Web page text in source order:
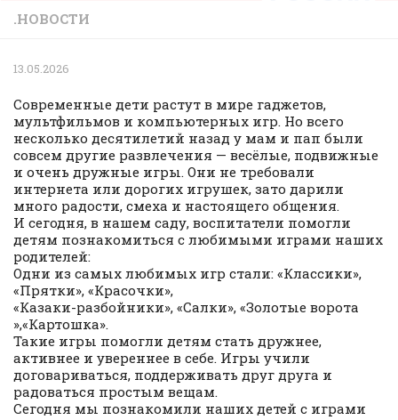
.НОВОСТИ
13.05.2026
Современные дети растут в мире гаджетов,
мультфильмов и компьютерных игр. Но всего
несколько десятилетий назад у мам и пап были
совсем другие развлечения — весёлые, подвижные
и очень дружные игры. Они не требовали
интернета или дорогих игрушек, зато дарили
много радости, смеха и настоящего общения.
И сегодня, в нашем саду, воспитатели помогли
детям познакомиться с любимыми играми наших
родителей:
Одни из самых любимых игр стали: «Классики»,
«Прятки», «Красочки»,
«Казаки-разбойники», «Салки», «Золотые ворота
»,«Картошка».
Такие игры помогли детям стать дружнее,
активнее и увереннее в себе. Игры учили
договариваться, поддерживать друг друга и
радоваться простым вещам.
Сегодня мы познакомили наших детей с играми